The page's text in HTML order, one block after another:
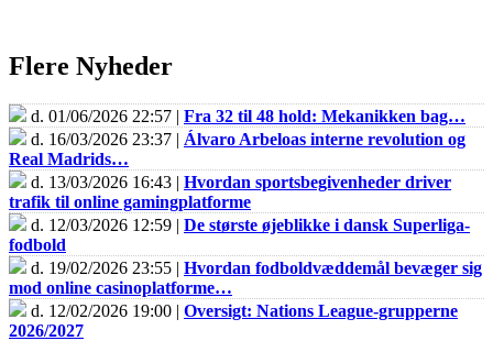
Flere Nyheder
d. 01/06/2026 22:57 | Fra 32 til 48 hold: Mekanikken bag…
d. 16/03/2026 23:37 | Álvaro Arbeloas interne revolution og
Real Madrids…
d. 13/03/2026 16:43 | Hvordan sportsbegivenheder driver
trafik til online gamingplatforme
d. 12/03/2026 12:59 | De største øjeblikke i dansk Superliga-
fodbold
d. 19/02/2026 23:55 | Hvordan fodboldvæddemål bevæger sig
mod online casinoplatforme…
d. 12/02/2026 19:00 | Oversigt: Nations League-grupperne
2026/2027